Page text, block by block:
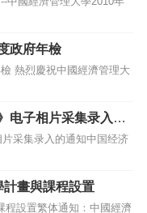
政府年檢
熱烈慶祝中國經濟管理大
电子相片采集录入的
采集录入的通知中国经济
畫與課程設置
程設置繁体通知：中國經濟